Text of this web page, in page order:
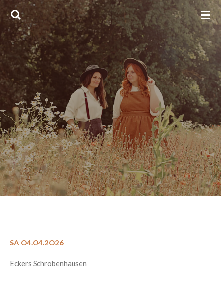
Zum
Hauptinhalt
springen
SA O4.O4.2O26
Eckers Schrobenhausen